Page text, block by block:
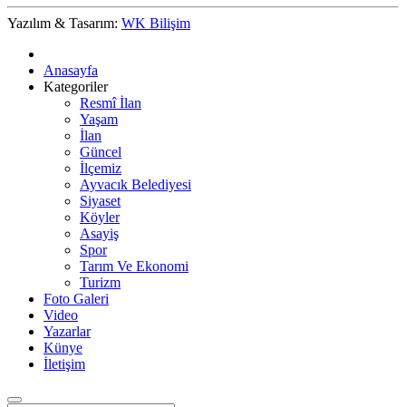
Yazılım & Tasarım: WK Bilişim
Anasayfa
Kategoriler
Resmî İlan
Yaşam
İlan
Güncel
İlçemiz
Ayvacık Belediyesi
Siyaset
Köyler
Asayiş
Spor
Tarım Ve Ekonomi
Turizm
Foto Galeri
Video
Yazarlar
Künye
İletişim